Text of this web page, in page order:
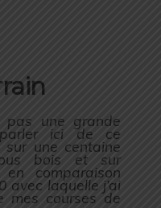
pas une grande
ici de ce
sur une centaine
bois et sur
comparaison
avec laquelle j’ai
mes courses de